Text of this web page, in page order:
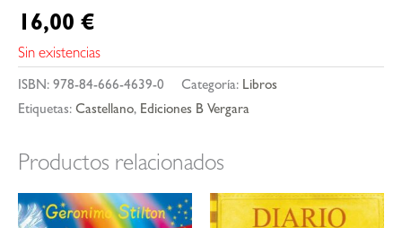
16,00 €
Sin existencias
ISBN: 978-84-666-4639-0 Categoría: Libros
Etiquetas: Castellano, Ediciones B Vergara
Productos relacionados